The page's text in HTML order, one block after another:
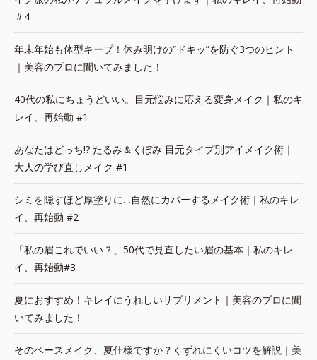
＃4
年末年始も体型キープ！休み明けの“ドキッ”を防ぐ3つのヒント
｜美容のプロに聞いてみました！
40代の私にちょうどいい。目元悩みに応える変身メイク｜私のキ
レイ、再始動 #1
あなたはどっち!? たるみ＆くぼみ 目元タイプ別アイメイク術｜
大人の学び直しメイク #1
シミを隠すほど厚塗りに…自然にカバーするメイク術｜私のキレ
イ、再始動 #2
「私の眉これでいい？」50代で見直したい眉の基本｜私のキレ
イ、再始動#3
夏におすすめ！キレイにうれしいサプリメント｜美容のプロに聞
いてみました！
そのベースメイク、夏仕様ですか？くずれにくいコツを解説｜美